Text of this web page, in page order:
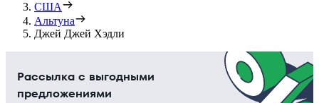
США
Альтуна
Джей Джей Хэдли
Рассылка с выгодными
предложениями